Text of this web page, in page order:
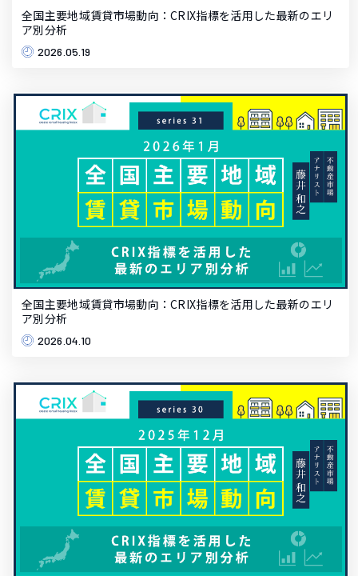
全国主要地域賃貸市場動向：CRIX指標を活用した最新のエリ
ア別分析
2026.05.19
全国主要地域賃貸市場動向：CRIX指標を活用した最新のエリ
ア別分析
2026.04.10